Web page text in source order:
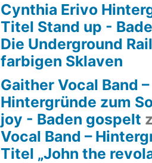
Cynthia Erivo
Titel Stand up -
Die Underground
farbigen Sklaven
Gaither Vocal Band –
Hintergründe zum
joy - Baden gospelt
Vocal Band –
Titel „John the